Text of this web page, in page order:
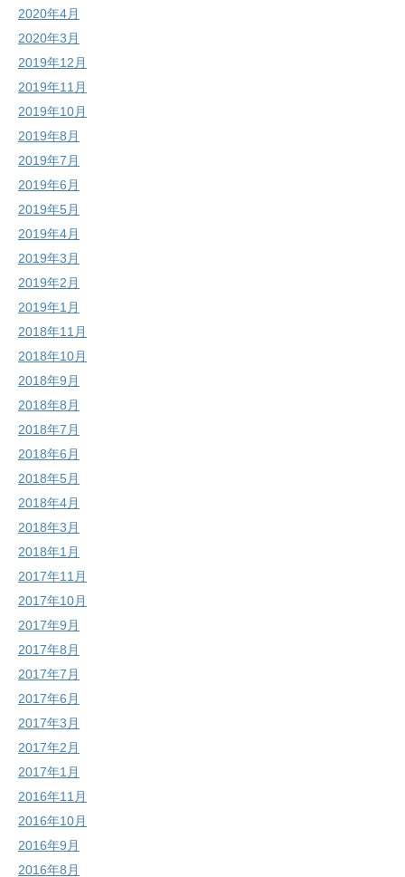
2020年4月
2020年3月
2019年12月
2019年11月
2019年10月
2019年8月
2019年7月
2019年6月
2019年5月
2019年4月
2019年3月
2019年2月
2019年1月
2018年11月
2018年10月
2018年9月
2018年8月
2018年7月
2018年6月
2018年5月
2018年4月
2018年3月
2018年1月
2017年11月
2017年10月
2017年9月
2017年8月
2017年7月
2017年6月
2017年3月
2017年2月
2017年1月
2016年11月
2016年10月
2016年9月
2016年8月